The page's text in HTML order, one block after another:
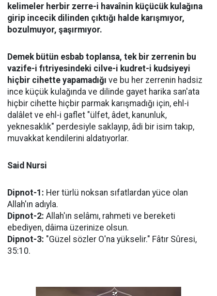
kelimeler herbir zerre-i havaînin küçücük kulağına
girip incecik dilinden çıktığı halde karışmıyor,
bozulmuyor, şaşırmıyor.
Demek bütün esbab toplansa, tek bir zerrenin bu
vazife-i fıtriyesindeki cilve-i kudret-i kudsiyeyi
hiçbir cihette yapamadığı ve bu her zerrenin hadsiz
ince küçük kulağında ve dilinde gayet harika san'ata
hiçbir cihette hiçbir parmak karışmadığı için, ehl-i
dalâlet ve ehl-i gaflet "ülfet, âdet, kanunluk,
yeknesaklık" perdesiyle saklayıp, âdi bir isim takıp,
muvakkat kendilerini aldatıyorlar.
Said Nursi
Dipnot-1: Her türlü noksan sıfatlardan yüce olan
Allah'ın adıyla.
Dipnot-2: Allah'ın selâmı, rahmeti ve bereketi
ebediyen, dâima üzerinize olsun.
Dipnot-3: "Güzel sözler O'na yükselir." Fâtır Sûresi,
35:10.